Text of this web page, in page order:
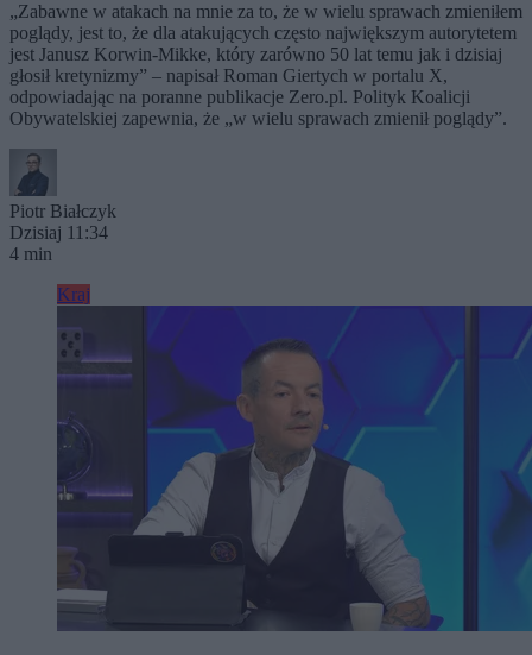
„Zabawne w atakach na mnie za to, że w wielu sprawach zmieniłem
poglądy, jest to, że dla atakujących często największym autorytetem
jest Janusz Korwin-Mikke, który zarówno 50 lat temu jak i dzisiaj
głosił kretynizmy” – napisał Roman Giertych w portalu X,
odpowiadając na poranne publikacje Zero.pl. Polityk Koalicji
Obywatelskiej zapewnia, że „w wielu sprawach zmienił poglądy”.
Piotr Białczyk
Dzisiaj 11:34
4 min
Kraj